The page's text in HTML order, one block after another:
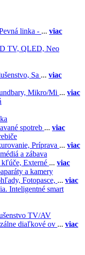
linka - ... viac
TV, QLED, Neo
Sa ... viac
Mikro/Mi ... viac
spotreb ... viac
Príprava ... viac
a zábava
Externé ... viac
a kamery
Fotopasce, ... viac
Inteligentné smart
TV/AV
diaľkové ov ... viac